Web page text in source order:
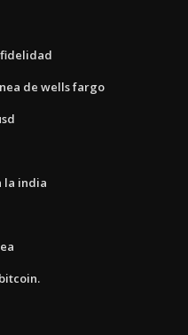
fidelidad
de wells fargo
la india